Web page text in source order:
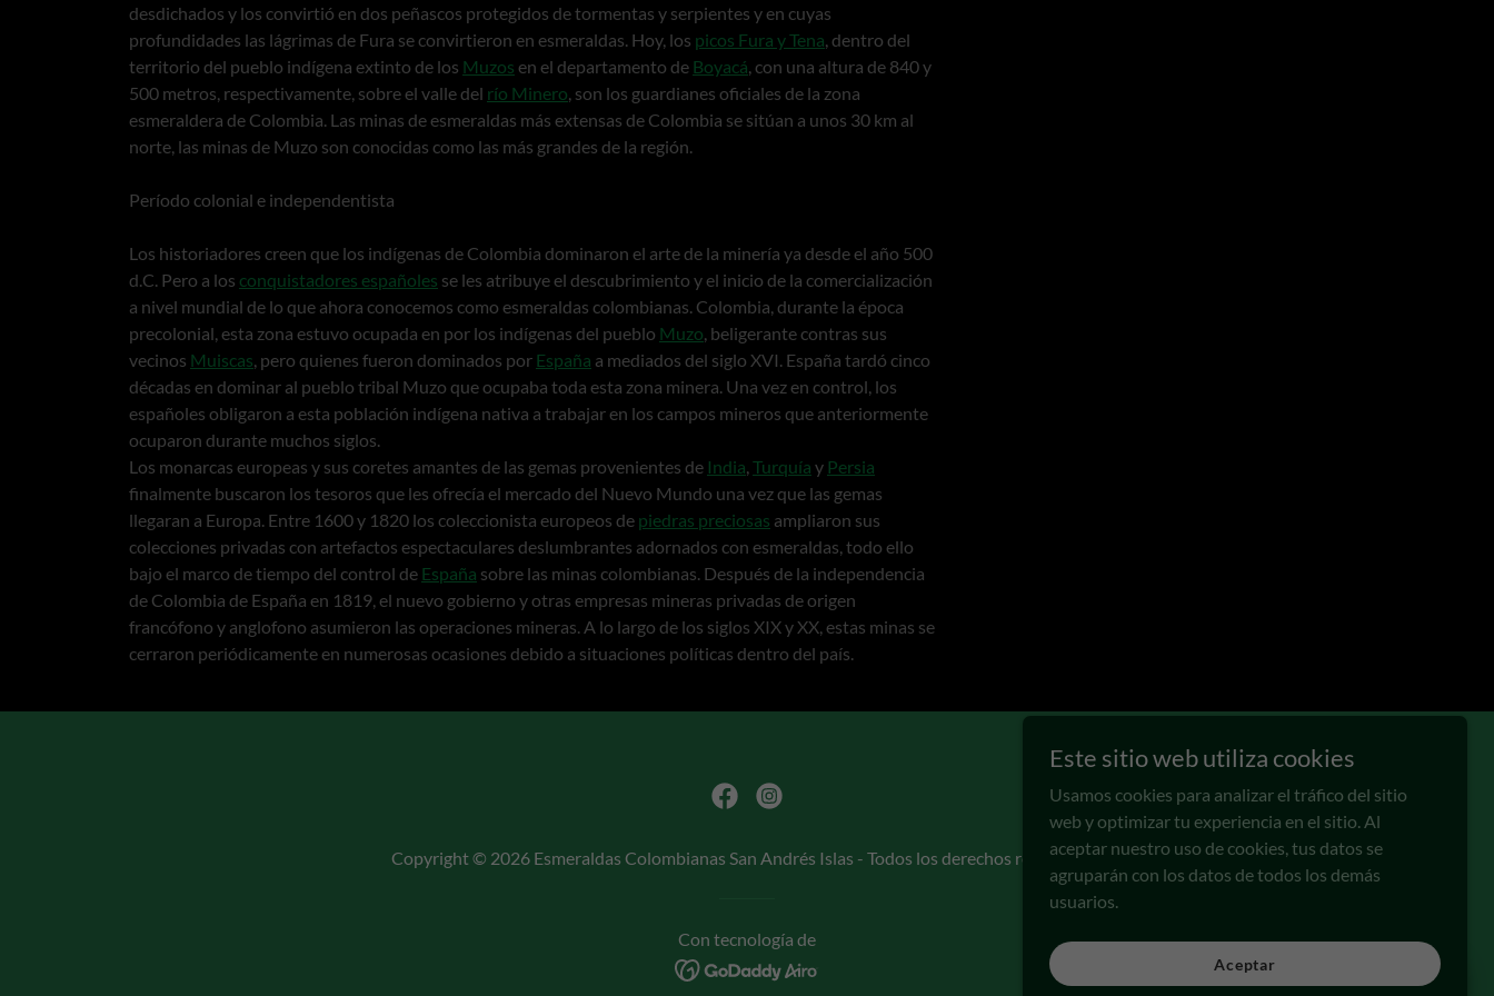
desdichados y los convirtió en dos peñascos protegidos de tormentas y serpientes y en cuyas
profundidades las lágrimas de Fura se convirtieron en esmeraldas. Hoy, los picos Fura y Tena, dentro del
territorio del pueblo indígena extinto de los Muzos en el departamento de Boyacá, con una altura de 840 y
500 metros, respectivamente, sobre el valle del río Minero, son los guardianes oficiales de la zona
esmeraldera de Colombia. Las minas de esmeraldas más extensas de Colombia se sitúan a unos 30 km al
norte, las minas de Muzo son conocidas como las más grandes de la región.
Período colonial e independentista
Los historiadores creen que los indígenas de Colombia dominaron el arte de la minería ya desde el año 500
d.C. Pero a los conquistadores españoles se les atribuye el descubrimiento y el inicio de la comercialización
a nivel mundial de lo que ahora conocemos como esmeraldas colombianas. Colombia, durante la época
precolonial, esta zona estuvo ocupada en por los indígenas del pueblo Muzo, beligerante contras sus
vecinos Muiscas, pero quienes fueron dominados por España a mediados del siglo XVI. España tardó cinco
décadas en dominar al pueblo tribal Muzo que ocupaba toda esta zona minera. Una vez en control, los
españoles obligaron a esta población indígena nativa a trabajar en los campos mineros que anteriormente
ocuparon durante muchos siglos.
Los monarcas europeas y sus coretes amantes de las gemas provenientes de India, Turquía y Persia
finalmente buscaron los tesoros que les ofrecía el mercado del Nuevo Mundo una vez que las gemas
llegaran a Europa. Entre 1600 y 1820 los coleccionista europeos de piedras preciosas ampliaron sus
colecciones privadas con artefactos espectaculares deslumbrantes adornados con esmeraldas, todo ello
bajo el marco de tiempo del control de España sobre las minas colombianas. Después de la independencia
de Colombia de España en 1819, el nuevo gobierno y otras empresas mineras privadas de origen
francófono y anglofono asumieron las operaciones mineras. A lo largo de los siglos XIX y XX, estas minas se
cerraron periódicamente en numerosas ocasiones debido a situaciones políticas dentro del país.
Copyright © 2026 Esmeraldas Colombianas San Andrés Islas - Todos los derechos reservados.
Con tecnología de
Este sitio web utiliza cookies
Usamos cookies para analizar el tráfico del sitio
web y optimizar tu experiencia en el sitio. Al
aceptar nuestro uso de cookies, tus datos se
agruparán con los datos de todos los demás
usuarios.
Aceptar